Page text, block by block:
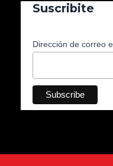
Suscribite
Dirección de correo